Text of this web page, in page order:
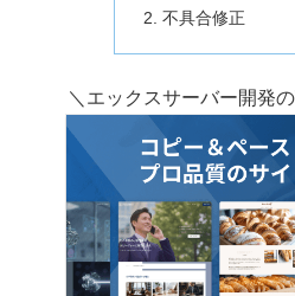
不具合修正
＼エックスサーバー開発